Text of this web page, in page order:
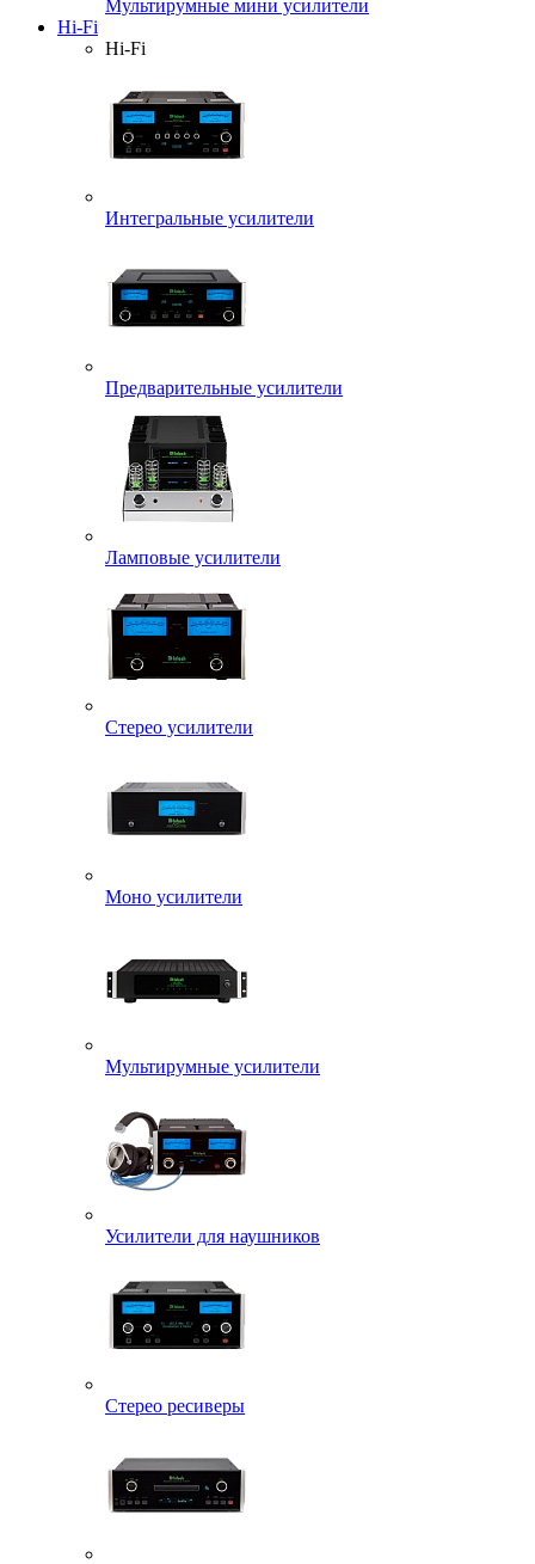
Мультирумные мини усилители
Hi-Fi
Hi-Fi
Интегральные усилители
Предварительные усилители
Ламповые усилители
Стерео усилители
Моно усилители
Мультирумные усилители
Усилители для наушников
Стерео ресиверы